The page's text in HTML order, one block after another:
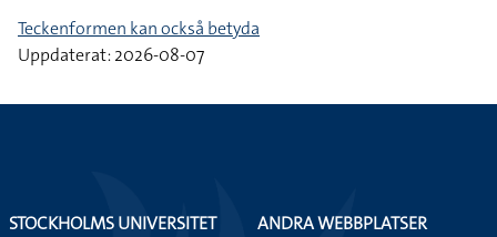
Teckenformen kan också betyda
Uppdaterat: 2026-08-07
STOCKHOLMS UNIVERSITET
ANDRA WEBBPLATSER